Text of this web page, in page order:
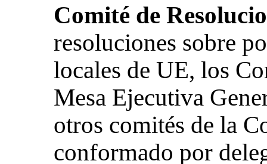
Comité de
resoluciones sobre
locales de UE, los
Mesa Ejecutiva
otros comités de la
conformado por